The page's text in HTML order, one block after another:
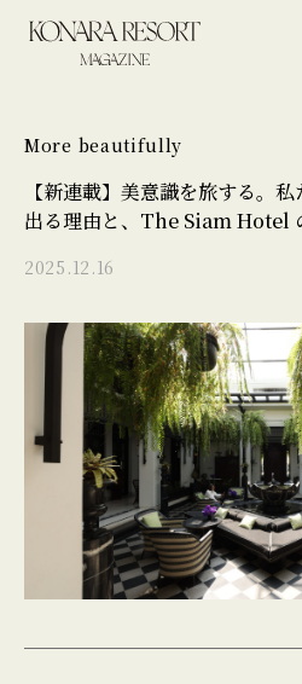
Magazine
Process More beautifully
Life is
More beautifully
【新連載】美意識を旅する。
出る理由と、The Siam Hotel
2025.12.16